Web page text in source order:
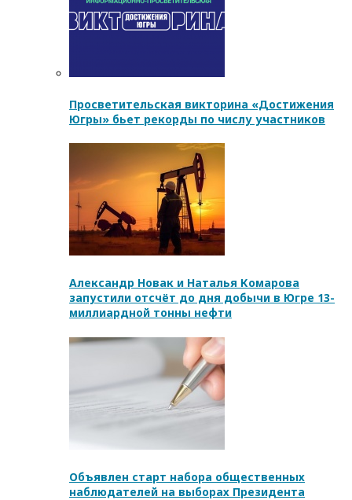
Просветительская викторина «Достижения
Югры» бьет рекорды по числу участников
Александр Новак и Наталья Комарова
запустили отсчёт до дня добычи в Югре 13-
миллиардной тонны нефти
Объявлен старт набора общественных
наблюдателей на выборах Президента